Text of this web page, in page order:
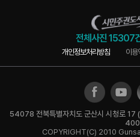
전체사진 15307
개인정보처리방침 이용
54078 전북특별자치도 군산시 시청로
COPYRIGHT(C) 2010